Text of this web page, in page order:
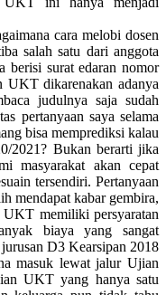
cara melobi dosen
salah satu dari anggota
berisi surat edaran nomor
UKT dikarenakan adanya
judulnya saja sudah
pertanyaan saya selama
bisa memprediksi kalau
2021? Bukan berarti jika
masyarakat akan cepat
tersendiri. Pertanyaan
mendapat kabar gembira,
UKT memiliki persyaratan
biaya yang sangat
D3 Kearsipan 2018
masuk lewat jalur Ujian
UKT yang hanya satu